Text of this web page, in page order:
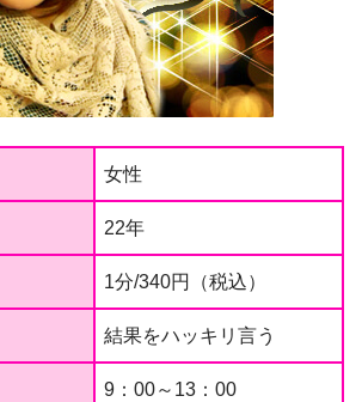
女性
22年
1分/340円（税込）
結果をハッキリ言う
9：00～13：00